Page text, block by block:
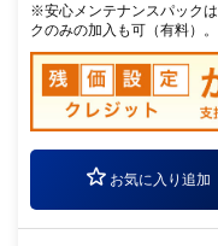
※安心メンテナンスパック
クのみの加入も可（有料）。
お気に入り追加